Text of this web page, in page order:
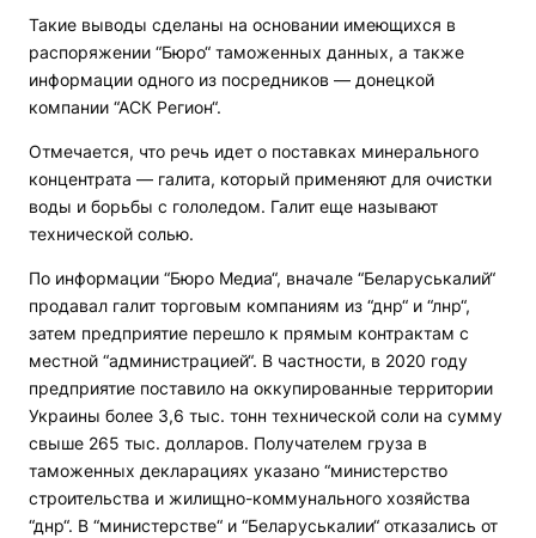
Такие выводы сделаны на основании имеющихся в
распоряжении “Бюро“ таможенных данных, а также
информации одного из посредников — донецкой
компании “АСК Регион“.
Отмечается, что речь идет о поставках минерального
концентрата — галита, который применяют для очистки
воды и борьбы с гололедом. Галит еще называют
технической солью.
По информации “Бюро Медиа“, вначале “Беларуськалий“
продавал галит торговым компаниям из “днр“ и “лнр“,
затем предприятие перешло к прямым контрактам с
местной “администрацией“. В частности, в 2020 году
предприятие поставило на оккупированные территории
Украины более 3,6 тыс. тонн технической соли на сумму
свыше 265 тыс. долларов. Получателем груза в
таможенных декларациях указано “министерство
строительства и жилищно-коммунального хозяйства
“днр“. В “министерстве“ и “Беларуськалии“ отказались от